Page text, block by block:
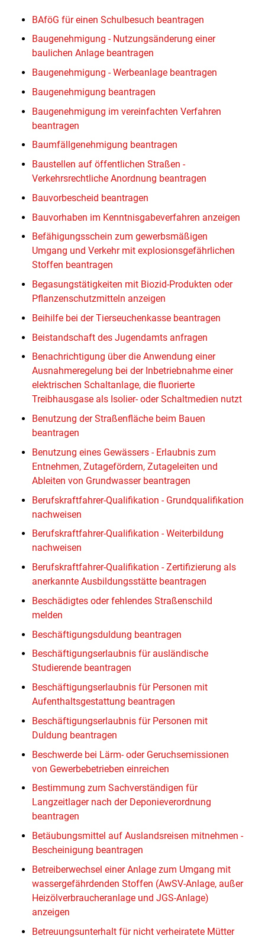
BAföG für einen Schulbesuch beantragen
Baugenehmigung - Nutzungsänderung einer
baulichen Anlage beantragen
Baugenehmigung - Werbeanlage beantragen
Baugenehmigung beantragen
Baugenehmigung im vereinfachten Verfahren
beantragen
Baumfällgenehmigung beantragen
Baustellen auf öffentlichen Straßen -
Verkehrsrechtliche Anordnung beantragen
Bauvorbescheid beantragen
Bauvorhaben im Kenntnisgabeverfahren anzeigen
Befähigungsschein zum gewerbsmäßigen
Umgang und Verkehr mit explosionsgefährlichen
Stoffen beantragen
Begasungstätigkeiten mit Biozid-Produkten oder
Pflanzenschutzmitteln anzeigen
Beihilfe bei der Tierseuchenkasse beantragen
Beistandschaft des Jugendamts anfragen
Benachrichtigung über die Anwendung einer
Ausnahmeregelung bei der Inbetriebnahme einer
elektrischen Schaltanlage, die fluorierte
Treibhausgase als Isolier- oder Schaltmedien nutzt
Benutzung der Straßenfläche beim Bauen
beantragen
Benutzung eines Gewässers - Erlaubnis zum
Entnehmen, Zutagefördern, Zutageleiten und
Ableiten von Grundwasser beantragen
Berufskraftfahrer-Qualifikation - Grundqualifikation
nachweisen
Berufskraftfahrer-Qualifikation - Weiterbildung
nachweisen
Berufskraftfahrer-Qualifikation - Zertifizierung als
anerkannte Ausbildungsstätte beantragen
Beschädigtes oder fehlendes Straßenschild
melden
Beschäftigungsduldung beantragen
Beschäftigungserlaubnis für ausländische
Studierende beantragen
Beschäftigungserlaubnis für Personen mit
Aufenthaltsgestattung beantragen
Beschäftigungserlaubnis für Personen mit
Duldung beantragen
Beschwerde bei Lärm- oder Geruchsemissionen
von Gewerbebetrieben einreichen
Bestimmung zum Sachverständigen für
Langzeitlager nach der Deponieverordnung
beantragen
Betäubungsmittel auf Auslandsreisen mitnehmen -
Bescheinigung beantragen
Betreiberwechsel einer Anlage zum Umgang mit
wassergefährdenden Stoffen (AwSV-Anlage, außer
Heizölverbraucheranlage und JGS-Anlage)
anzeigen
Betreuungsunterhalt für nicht verheiratete Mütter